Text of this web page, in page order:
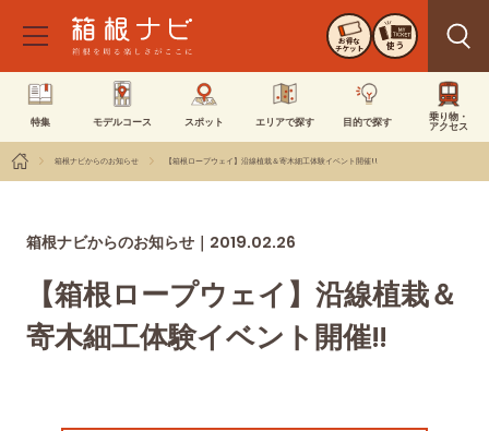
お得な
チケット 使う
特集 モデルコース スポット エリアで探す 目的で探す
乗り物・
アクセス
箱根ナビからのお知らせ 【箱根ロープウェイ】沿線植栽＆寄木細工体験イベント開催!!
箱根ナビからのお知らせ｜ 2019.02.26
【箱根ロープウェイ】沿線植栽＆
寄木細工体験イベント開催!!